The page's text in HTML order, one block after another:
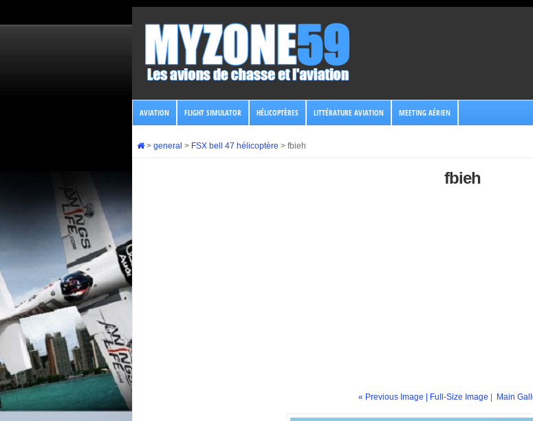
AVIATION FLIGHT SIMULATOR HÉLICOPTÈRES LITTÉRATURE AVIATION MEETING AÉRIEN
> general > FSX bell 47 hélicoptère > fbieh
fbieh
« Previous Image | Full-Size Image Main